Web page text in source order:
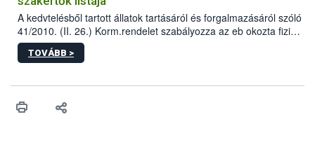
A kedvtelésből tartott állatok tartásáról és forgalmazásáról szóló
41/2010. (II. 26.) Korm.rendelet szabályozza az eb okozta fizikai
sérülés, illetve ennek veszélye keletkezésekor felmerülő
hatósági feladatokat, valamint a veszélyes eb tartását és annak
vonni az ebek viselkedésének megítélésében jártas szakértőt.
TOVÁBB >